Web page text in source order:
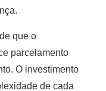
que o
parcelamento
O investimento
de cada